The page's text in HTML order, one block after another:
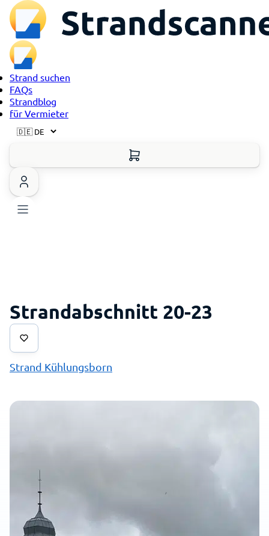
Strand suchen
FAQs
Strandblog
für Vermieter
Strandabschnitt 20-23
Strand Kühlungsborn